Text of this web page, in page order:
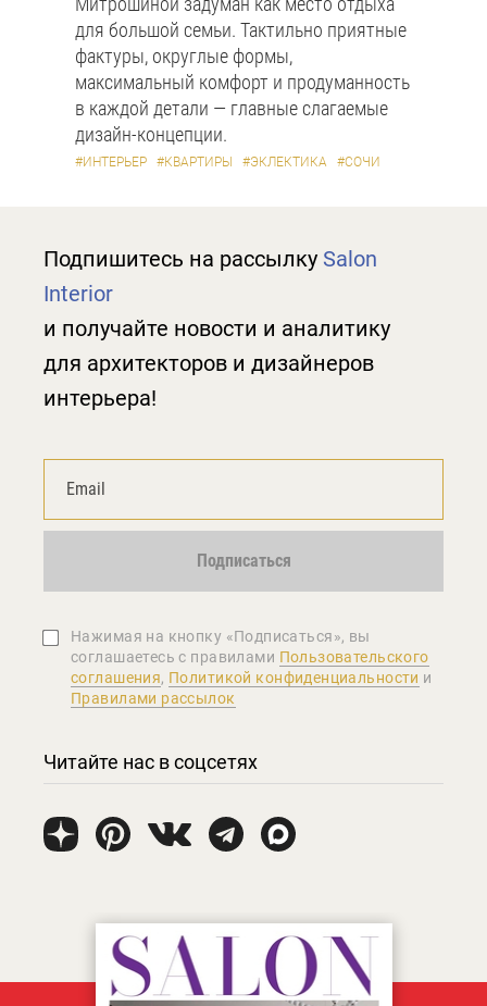
для большой семьи. Тактильно приятные
фактуры, округлые формы,
максимальный комфорт и продуманность
в каждой детали — главные слагаемые
дизайн-концепции.
#ИНТЕРЬЕР #КВАРТИРЫ #ЭКЛЕКТИКА #СОЧИ
Подпишитесь на рассылку Salon
Interior
и получайте новости и аналитику
для архитекторов и дизайнеров
интерьера!
Подписаться
Нажимая на кнопку «Подписаться», вы
соглашаетеcь с правилами Пользовательского
соглашения, Политикой конфиденциальности и
Правилами рассылок
Читайте нас в соцсетях